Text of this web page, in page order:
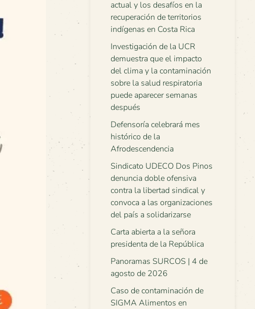
actual y los desafíos en la
recuperación de territorios
indígenas en Costa Rica
Investigación de la UCR
demuestra que el impacto
del clima y la contaminación
sobre la salud respiratoria
puede aparecer semanas
después
Defensoría celebrará mes
histórico de la
Afrodescendencia
Sindicato UDECO Dos Pinos
denuncia doble ofensiva
contra la libertad sindical y
convoca a las organizaciones
del país a solidarizarse
Carta abierta a la señora
presidenta de la República
Panoramas SURCOS | 4 de
agosto de 2026
Caso de contaminación de
SIGMA Alimentos en